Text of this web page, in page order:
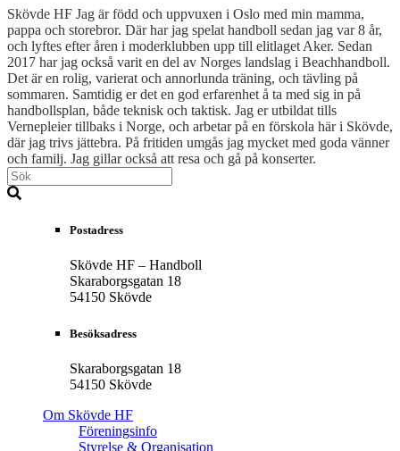
Skövde HF Jag är född och uppvuxen i Oslo med min mamma,
pappa och storebror. Där har jag spelat handboll sedan jag var 8 år,
och lyftes efter åren i moderklubben upp till elitlaget Aker. Sedan
2017 har jag också varit en del av Norges landslag i Beachhandboll.
Det är en rolig, varierat och annorlunda träning, och tävling på
sommaren. Samtidig er det en god erfarenhet å ta med sig in på
handbollsplan, både teknisk och taktisk. Jag er utbildat tills
Vernepleier tillbaks i Norge, och arbetar på en förskola här i Skövde,
där jag trivs jättebra. På fritiden umgås jag mycket med goda vänner
och familj. Jag gillar också att resa och gå på konserter.
Postadress
Skövde HF – Handboll
Skaraborgsgatan 18
54150 Skövde
Besöksadress
Skaraborgsgatan 18
54150 Skövde
Om Skövde HF
Föreningsinfo
Styrelse & Organisation